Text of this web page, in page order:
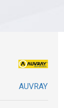
AUVRAY